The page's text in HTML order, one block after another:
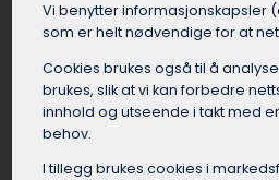
en egnet buss med god
dyktig sjåfør som har kjørt
før. Med en leiebuss er
Vegårshei en komfortabel
oppholdet.
Vi benytter informasjons­kapsler
som er helt nødvendige for at
Cookies brukes også til å
brukes, slik at vi kan forbedre
innhold og utseende i takt med
behov.
I tillegg brukes cookies i